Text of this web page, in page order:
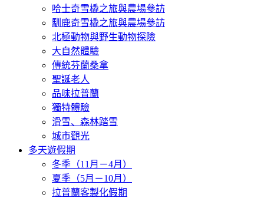
哈士奇雪橇之旅與農場參訪
馴鹿奇雪橇之旅與農場參訪
北極動物與野生動物探險
大自然體驗
傳統芬蘭桑拿
聖誕老人
品味拉普蘭
獨特體驗
滑雪、森林踏雪
城市觀光
多天遊假期
冬季（11月－4月）
夏季（5月－10月）
拉普蘭客製化假期